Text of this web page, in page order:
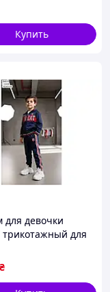
170
Купить
для девочки
трикотажный для
4-5 лет
₴